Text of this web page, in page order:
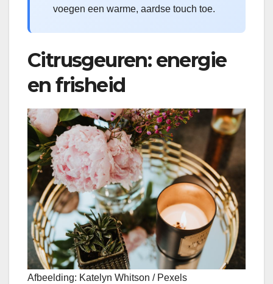
voegen een warme, aardse touch toe.
Citrusgeuren: energie
en frisheid
Afbeelding: Katelyn Whitson / Pexels